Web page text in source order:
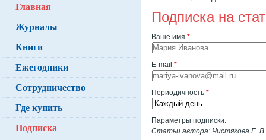
Подписка на
Ваше имя*
E-mail*
Периодичность*
Параметры подписки:
Статьи автора: Чистякова Е. В.
Главная
Журналы
Книги
Ежегодники
Сотрудничество
Где купить
Подписка